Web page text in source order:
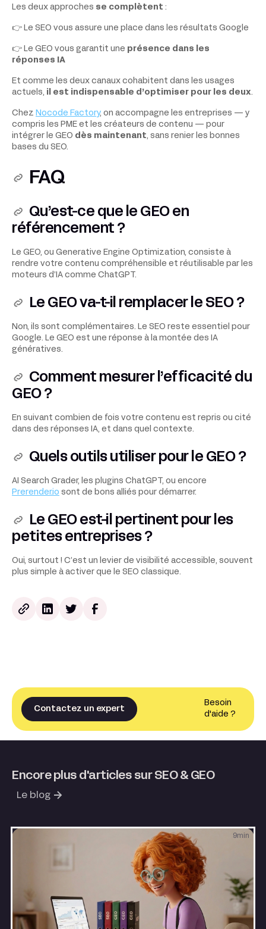
Les deux approches se complètent :
👉 Le SEO vous assure une place dans les résultats Google
👉 Le GEO vous garantit une présence dans les
réponses IA
Et comme les deux canaux cohabitent dans les usages
actuels, il est indispensable d’optimiser pour les deux.
Chez Nocode Factory, on accompagne les entreprises — y
compris les PME et les créateurs de contenu — pour
intégrer le GEO dès maintenant, sans renier les bonnes
bases du SEO.
FAQ
Qu’est-ce que le GEO en
référencement ?
Le GEO, ou Generative Engine Optimization, consiste à
rendre votre contenu compréhensible et réutilisable par les
moteurs d’IA comme ChatGPT.
Le GEO va-t-il remplacer le SEO ?
Non, ils sont complémentaires. Le SEO reste essentiel pour
Google. Le GEO est une réponse à la montée des IA
génératives.
Comment mesurer l’efficacité du
GEO ?
En suivant combien de fois votre contenu est repris ou cité
dans des réponses IA, et dans quel contexte.
Quels outils utiliser pour le GEO ?
AI Search Grader, les plugins ChatGPT, ou encore
Prerender.io sont de bons alliés pour démarrer.
Le GEO est-il pertinent pour les
petites entreprises ?
Oui, surtout ! C’est un levier de visibilité accessible, souvent
plus simple à activer que le SEO classique.
Besoin
d'aide ?
Contactez un expert
Encore plus d'articles sur SEO & GEO
Le blog
9 min